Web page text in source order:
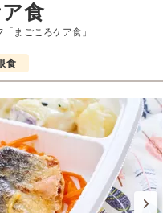
食
まごころケア食」
食